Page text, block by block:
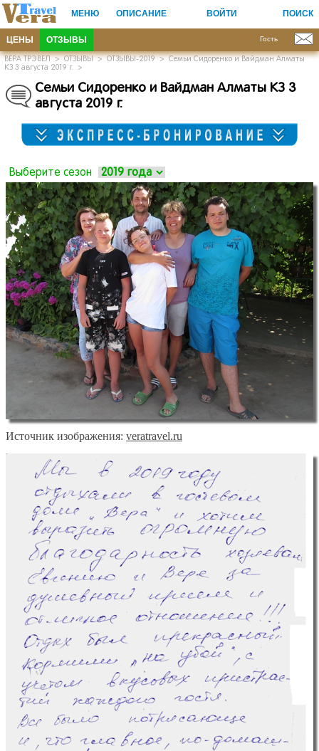
МЕНЮ ОПИСАНИЕ ВОЙТИ ПОИСК
ЦЕНЫ ОТЗЫВЫ Гость
ВЕРА ТРЭВЕЛ>ОТЗЫВЫ>ОТЗЫВЫ-2019>Семьи Сидоренко и Вайдман Алматы
КЗ 3 августа 2019 г. >
Семьи Сидоренко и Вайдман Алматы КЗ 3
августа 2019 г.
Выберите сезон
Источник изображения: veratravel.ru